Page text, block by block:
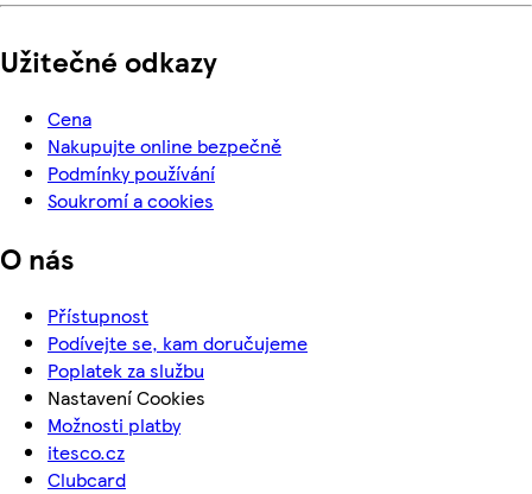
Užitečné odkazy
Cena
Nakupujte online bezpečně
Podmínky používání
Soukromí a cookies
O nás
Přístupnost
Podívejte se, kam doručujeme
Poplatek za službu
Nastavení Cookies
Možnosti platby
itesco.cz
Clubcard